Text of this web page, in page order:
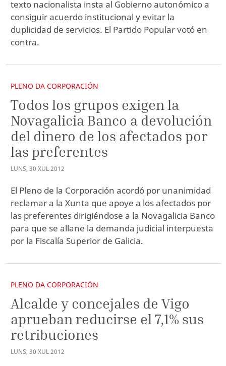
texto nacionalista insta al Gobierno autonómico a
consiguir acuerdo institucional y evitar la
duplicidad de servicios. El Partido Popular votó en
contra.
PLENO DA CORPORACIÓN
Todos los grupos exigen la
Novagalicia Banco a devolución
del dinero de los afectados por
las preferentes
LUNS, 30 XUL2012
El Pleno de la Corporación acordó por unanimidad
reclamar a la Xunta que apoye a los afectados por
las preferentes dirigiéndose a la Novagalicia Banco
para que se allane la demanda judicial interpuesta
por la Fiscalía Superior de Galicia.
PLENO DA CORPORACIÓN
Alcalde y concejales de Vigo
aprueban reducirse el 7,1% sus
retribuciones
LUNS, 30 XUL2012